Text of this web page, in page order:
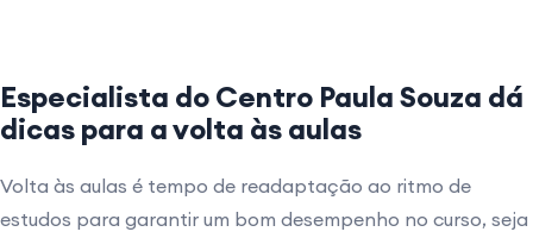
Especialista do Centro Paula Souza dá
dicas para a volta às aulas
Volta às aulas é tempo de readaptação ao ritmo de
estudos para garantir um bom desempenho no curso, seja